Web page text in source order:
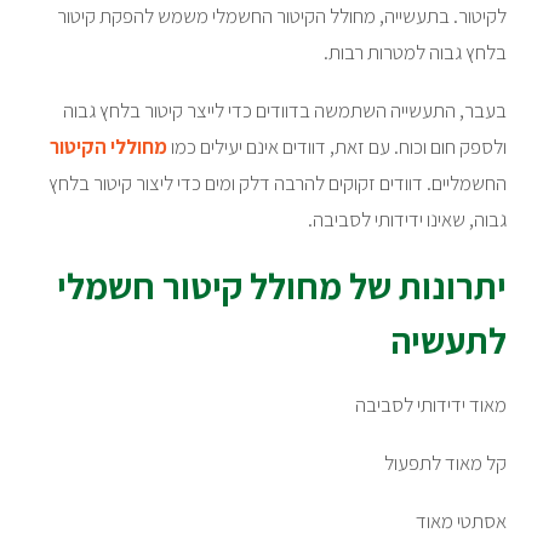
לקיטור. בתעשייה, מחולל הקיטור החשמלי משמש להפקת קיטור
בלחץ גבוה למטרות רבות.
בעבר, התעשייה השתמשה בדוודים כדי לייצר קיטור בלחץ גבוה
ולספק חום וכוח. עם זאת, דוודים אינם יעילים כמומחוללי הקיטור
החשמליים. דוודים זקוקים להרבה דלק ומים כדי ליצור קיטור בלחץ
גבוה, שאינו ידידותי לסביבה.
יתרונות של מחולל קיטור חשמלי
לתעשיה
מאוד ידידותי לסביבה
קל מאוד לתפעול
אסתטי מאוד